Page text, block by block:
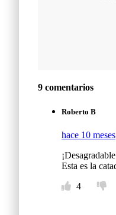
9 comentarios
Roberto B
hace 10 meses
Esta es la
4